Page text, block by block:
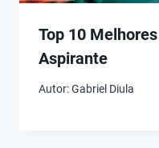
Top 10
Aspirante
Autor:Gabriel Diula